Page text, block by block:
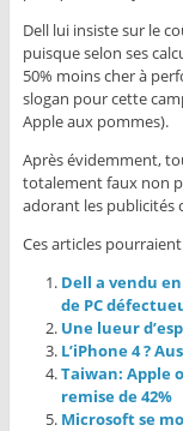
Dell lui insiste sur le
puisque selon ses
50% moins cher à
slogan pour cette
Apple aux pommes).
Après évidemment,
totalement faux non
adorant les publicités
Ces articles
Dell a vendu
de PC
Une lueur
L’iPhone 4 ?
Taiwan: Apple
remise de 42%
Microsoft se